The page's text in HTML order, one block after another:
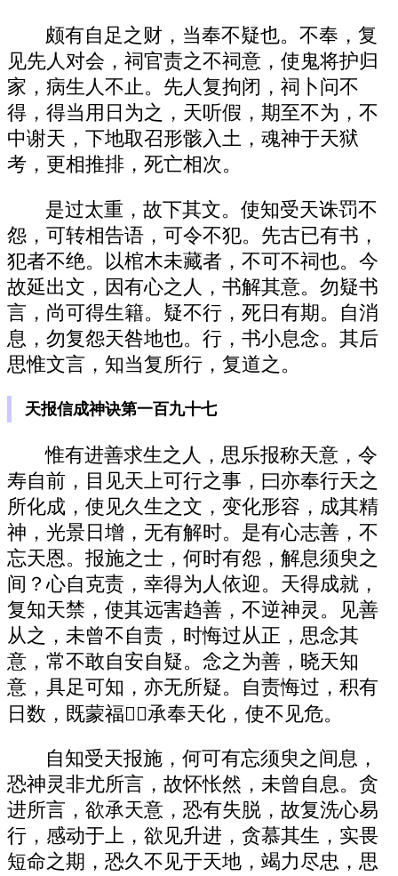
颇有自足之财，当奉不疑也。不奉，复
见先人对会，祠官责之不祠意，使鬼将护归
家，病生人不止。先人复拘闭，祠卜问不
得，得当用日为之，天听假，期至不为，不
中谢天，下地取召形骸入土，魂神于天狱
考，更相推排，死亡相次。
是过太重，故下其文。使知受天诛罚不
怨，可转相告语，可令不犯。先古已有书，
犯者不绝。以棺木未藏者，不可不祠也。今
故延出文，因有心之人，书解其意。勿疑书
言，尚可得生籍。疑不行，死日有期。自消
息，勿复怨天咎地也。行，书小息念。其后
思惟文言，知当复所行，复道之。
天报信成神诀第一百九十七
惟有进善求生之人，思乐报称天意，令
寿自前，目见天上可行之事，曰亦奉行天之
所化成，使见久生之文，变化形容，成其精
神，光景日增，无有解时。是有心志善，不
忘天恩。报施之士，何时有怨，解息须臾之
间？心自克责，幸得为人依迎。天得成就，
复知天禁，使其远害趋善，不逆神灵。见善
从之，未曾不自责，时悔过从正，思念其
意，常不敢自安自疑。念之为善，晓天知
意，具足可知，亦无所疑。自责悔过，积有
日数，既蒙福，承奉天化，使不见危。
自知受天报施，何可有忘须臾之间息，
恐神灵非尤所言，故怀怅然，未曾自息。贪
进所言，欲承天意，恐有失脱，故复洗心易
行，感动于上，欲见升进，贪慕其生，实畏
短命之期，恐久不见于天地，竭力尽忠，思